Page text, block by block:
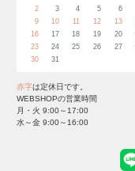
2
3 4 5 6
9
10 11 12 13
16
17 18 19 20
23
24 25 26 27
30
31
赤字は定休日です。
WEBSHOPの営業時間
月・火 9:00～17:00
水～金 9:00～16:00